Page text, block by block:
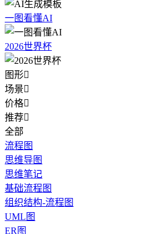
一图看懂AI
2026世界杯
图形
场景
价格
推荐
全部
流程图
思维导图
思维笔记
基础流程图
组织结构-流程图
UML图
ER图